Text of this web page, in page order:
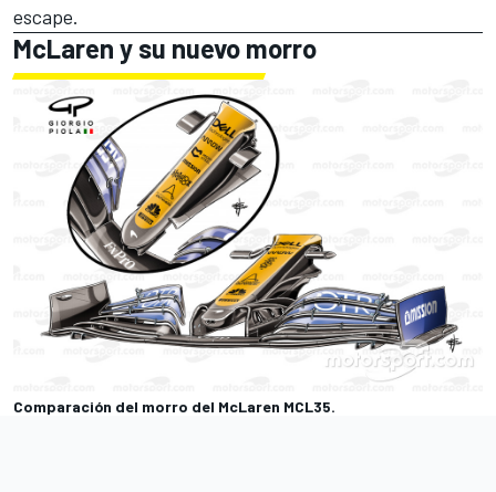
escape.
McLaren y su nuevo morro
Comparación del morro del McLaren MCL35.